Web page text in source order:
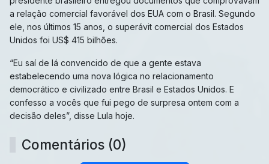
a relação comercial favorável dos EUA com o Brasil. Segundo
ele, nos últimos 15 anos, o superávit comercial dos Estados
Unidos foi US$ 415 bilhões.
“Eu saí de lá convencido de que a gente estava
estabelecendo uma nova lógica no relacionamento
democrático e civilizado entre Brasil e Estados Unidos. E
confesso a vocês que fui pego de surpresa ontem com a
decisão deles”, disse Lula hoje.
Comentários (0)